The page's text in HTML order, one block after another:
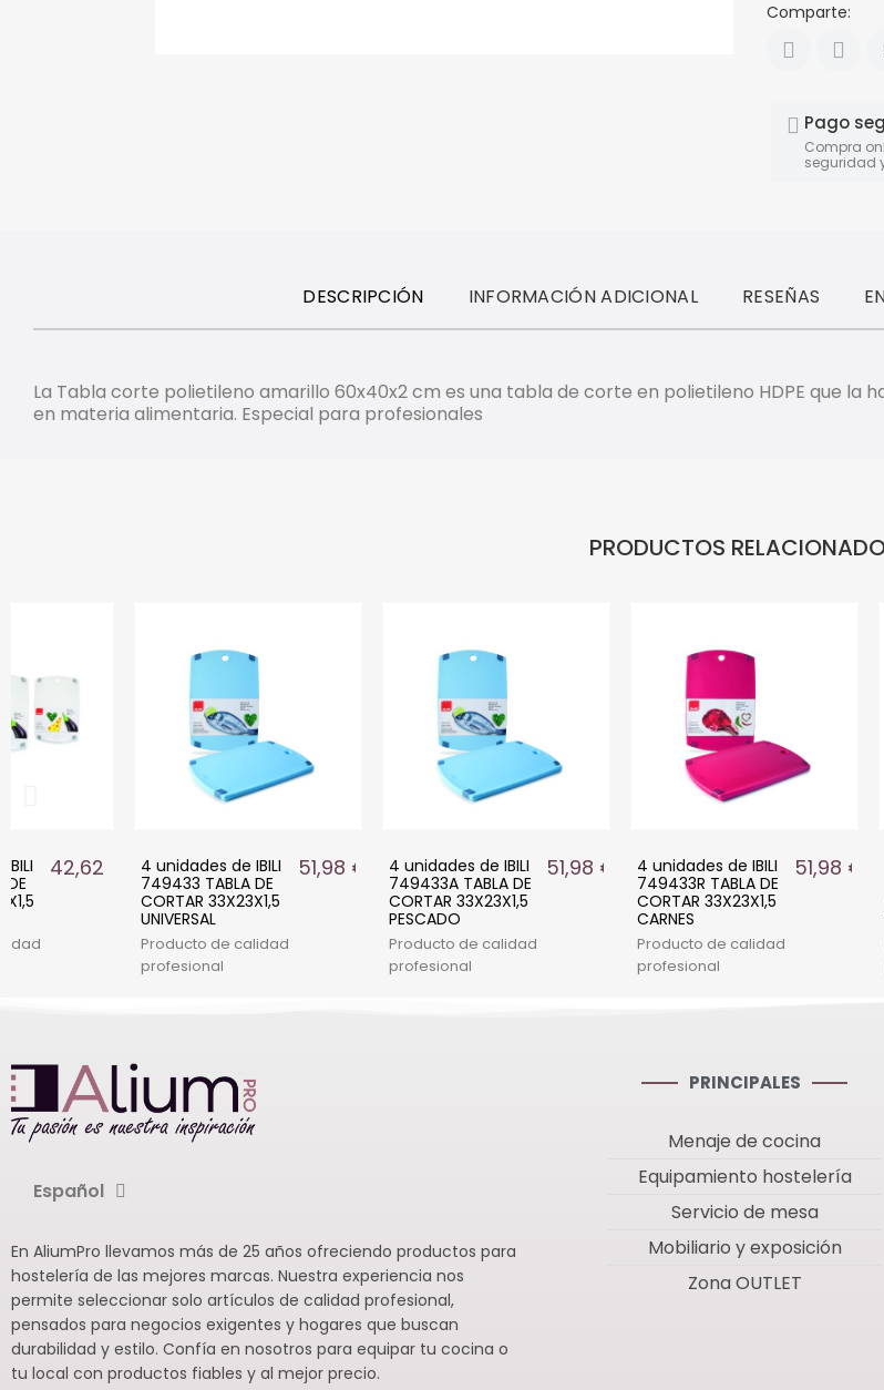
Comparte:
Pago
Compra
seguridad
DESCRIPCIÓN INFORMACIÓN ADICIONAL RESEÑAS
La Tabla corte polietileno amarillo 60x40x2 cm es una tabla de corte en polietileno HDPE que la
en materia alimentaria. Especial para profesionales
PRODUCTOS
42,62 €
4 unidades de IBILI
749433 TABLA DE
CORTAR 33X23X1,5
UNIVERSAL
51,98 €
Producto de calidad
profesional
4 unidades de IBILI
749433A TABLA DE
CORTAR 33X23X1,5
PESCADO
51,98 €
Producto de calidad
profesional
4 unidades de IBILI
749433R TABLA DE
CORTAR 33X23X1,5
CARNES
51,98 €
Producto de calidad
profesional
Español
En AliumPro llevamos más de 25 años ofreciendo productos para
hostelería de las mejores marcas. Nuestra experiencia nos
permite seleccionar solo artículos de calidad profesional,
pensados para negocios exigentes y hogares que buscan
durabilidad y estilo. Confía en nosotros para equipar tu cocina o
tu local con productos fiables y al mejor precio.
PRINCIPALES
Menaje de cocina
Equipamiento hostelería
Servicio de mesa
Mobiliario y exposición
Zona OUTLET